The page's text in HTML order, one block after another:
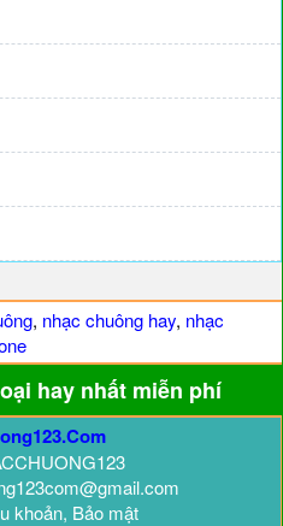
, nhạc chuông hay, nhạc
hay nhất miễn phí
khoản, Bảo mật